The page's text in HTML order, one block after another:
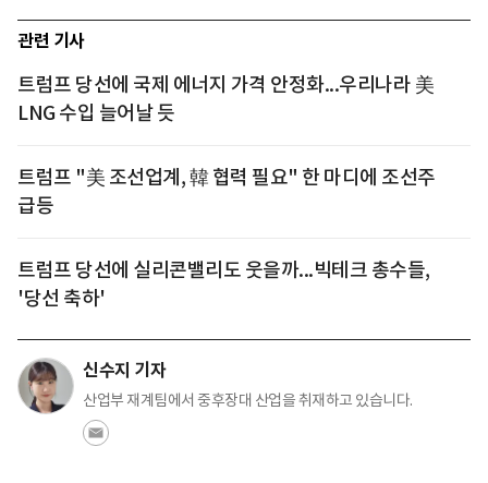
관련 기사
트럼프 당선에 국제 에너지 가격 안정화...우리나라 美
LNG 수입 늘어날 듯
트럼프 "美 조선업계, 韓 협력 필요" 한 마디에 조선주
급등
트럼프 당선에 실리콘밸리도 웃을까...빅테크 총수들,
'당선 축하'
신수지 기자
산업부 재계팀에서 중후장대 산업을 취재하고 있습니다.